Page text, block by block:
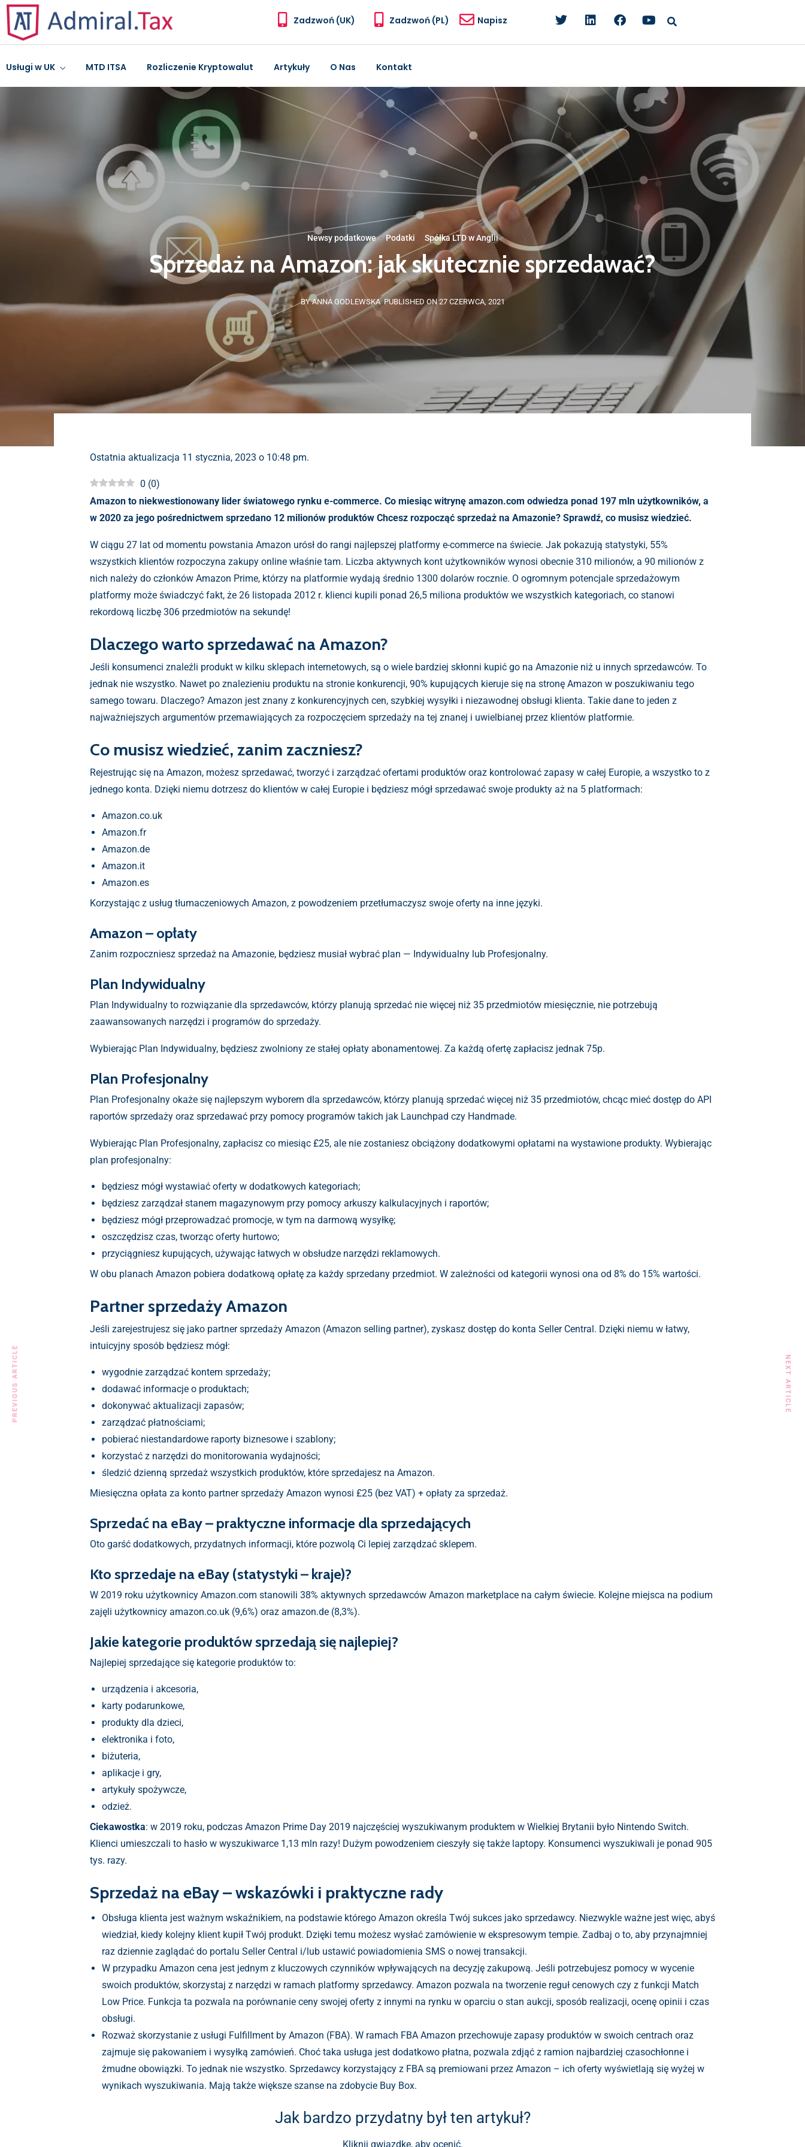
Zadzwoń (UK) Zadzwoń (PL) Napisz
Usługi w UK MTD ITSA Rozliczenie Kryptowalut Artykuły O Nas Kontakt
Newsy podatkowe·Podatki · Spółka LTD w Anglii
Sprzedaż na Amazon: jak skutecznie sprzedawać?
BY ANNA GODLEWSKA PUBLISHED ON 27 CZERWCA, 2021
Ostatnia aktualizacja 11 stycznia, 2023 o 10:48 pm.
0 (0)
Amazon to niekwestionowany lider światowego rynku e-commerce. Co miesiąc witrynę amazon.com odwiedza ponad 197 mln użytkowników, a
w 2020 za jego pośrednictwem sprzedano 12 milionów produktów Chcesz rozpocząć sprzedaż na Amazonie? Sprawdź, co musisz wiedzieć.
W ciągu 27 lat od momentu powstania Amazon urósł do rangi najlepszej platformy e-commerce na świecie. Jak pokazują statystyki, 55%
wszystkich klientów rozpoczyna zakupy online właśnie tam. Liczba aktywnych kont użytkowników wynosi obecnie 310 milionów, a 90 milionów z
nich należy do członków Amazon Prime, którzy na platformie wydają średnio 1300 dolarów rocznie. O ogromnym potencjale sprzedażowym
platformy może świadczyć fakt, że 26 listopada 2012 r. klienci kupili ponad 26,5 miliona produktów we wszystkich kategoriach, co stanowi
rekordową liczbę 306 przedmiotów na sekundę!
Dlaczego warto sprzedawać na Amazon?
Jeśli konsumenci znaleźli produkt w kilku sklepach internetowych, są o wiele bardziej skłonni kupić go na Amazonie niż u innych sprzedawców. To
jednak nie wszystko. Nawet po znalezieniu produktu na stronie konkurencji, 90% kupujących kieruje się na stronę Amazon w poszukiwaniu tego
samego towaru. Dlaczego? Amazon jest znany z konkurencyjnych cen, szybkiej wysyłki i niezawodnej obsługi klienta. Takie dane to jeden z
najważniejszych argumentów przemawiających za rozpoczęciem sprzedaży na tej znanej i uwielbianej przez klientów platformie.
Co musisz wiedzieć, zanim zaczniesz?
Rejestrując się na Amazon, możesz sprzedawać, tworzyć i zarządzać ofertami produktów oraz kontrolować zapasy w całej Europie, a wszystko to z
jednego konta. Dzięki niemu dotrzesz do klientów w całej Europie i będziesz mógł sprzedawać swoje produkty aż na 5 platformach:
Amazon.co.uk
Amazon.fr
Amazon.de
Amazon.it
Amazon.es
Korzystając z usług tłumaczeniowych Amazon, z powodzeniem przetłumaczysz swoje oferty na inne języki.
Amazon – opłaty
Zanim rozpoczniesz sprzedaż na Amazonie, będziesz musiał wybrać plan — Indywidualny lub Profesjonalny.
Plan Indywidualny
Plan Indywidualny to rozwiązanie dla sprzedawców, którzy planują sprzedać nie więcej niż 35 przedmiotów miesięcznie, nie potrzebują
zaawansowanych narzędzi i programów do sprzedaży.
Wybierając Plan Indywidualny, będziesz zwolniony ze stałej opłaty abonamentowej. Za każdą ofertę zapłacisz jednak 75p.
Plan Profesjonalny
Plan Profesjonalny okaże się najlepszym wyborem dla sprzedawców, którzy planują sprzedać więcej niż 35 przedmiotów, chcąc mieć dostęp do API
raportów sprzedaży oraz sprzedawać przy pomocy programów takich jak Launchpad czy Handmade.
Wybierając Plan Profesjonalny, zapłacisz co miesiąc £25, ale nie zostaniesz obciążony dodatkowymi opłatami na wystawione produkty. Wybierając
plan profesjonalny:
będziesz mógł wystawiać oferty w dodatkowych kategoriach;
będziesz zarządzał stanem magazynowym przy pomocy arkuszy kalkulacyjnych i raportów;
będziesz mógł przeprowadzać promocje, w tym na darmową wysyłkę;
oszczędzisz czas, tworząc oferty hurtowo;
przyciągniesz kupujących, używając łatwych w obsłudze narzędzi reklamowych.
W obu planach Amazon pobiera dodatkową opłatę za każdy sprzedany przedmiot. W zależności od kategorii wynosi ona od 8% do 15% wartości.
Partner sprzedaży Amazon
Jeśli zarejestrujesz się jako partner sprzedaży Amazon (Amazon selling partner), zyskasz dostęp do konta Seller Central. Dzięki niemu w łatwy,
intuicyjny sposób będziesz mógł:
wygodnie zarządzać kontem sprzedaży;
dodawać informacje o produktach;
dokonywać aktualizacji zapasów;
zarządzać płatnościami;
pobierać niestandardowe raporty biznesowe i szablony;
korzystać z narzędzi do monitorowania wydajności;
śledzić dzienną sprzedaż wszystkich produktów, które sprzedajesz na Amazon.
Miesięczna opłata za konto partner sprzedaży Amazon wynosi £25 (bez VAT) + opłaty za sprzedaż.
Sprzedać na eBay – praktyczne informacje dla sprzedających
Oto garść dodatkowych, przydatnych informacji, które pozwolą Ci lepiej zarządzać sklepem.
Kto sprzedaje na eBay (statystyki – kraje)?
W 2019 roku użytkownicy Amazon.com stanowili 38% aktywnych sprzedawców Amazon marketplace na całym świecie. Kolejne miejsca na podium
zajęli użytkownicy amazon.co.uk (9,6%) oraz amazon.de (8,3%).
Jakie kategorie produktów sprzedają się najlepiej?
Najlepiej sprzedające się kategorie produktów to:
urządzenia i akcesoria,
karty podarunkowe,
produkty dla dzieci,
elektronika i foto,
biżuteria,
aplikacje i gry,
artykuły spożywcze,
odzież.
Ciekawostka: w 2019 roku, podczas Amazon Prime Day 2019 najczęściej wyszukiwanym produktem w Wielkiej Brytanii było Nintendo Switch.
Klienci umieszczali to hasło w wyszukiwarce 1,13 mln razy! Dużym powodzeniem cieszyły się także laptopy. Konsumenci wyszukiwali je ponad 905
tys. razy.
Sprzedaż na eBay – wskazówki i praktyczne rady
Obsługa klienta jest ważnym wskaźnikiem, na podstawie którego Amazon określa Twój sukces jako sprzedawcy. Niezwykle ważne jest więc, abyś
wiedział, kiedy kolejny klient kupił Twój produkt. Dzięki temu możesz wysłać zamówienie w ekspresowym tempie. Zadbaj o to, aby przynajmniej
raz dziennie zaglądać do portalu Seller Central i/lub ustawić powiadomienia SMS o nowej transakcji.
W przypadku Amazon cena jest jednym z kluczowych czynników wpływających na decyzję zakupową. Jeśli potrzebujesz pomocy w wycenie
swoich produktów, skorzystaj z narzędzi w ramach platformy sprzedawcy. Amazon pozwala na tworzenie reguł cenowych czy z funkcji Match
Low Price. Funkcja ta pozwala na porównanie ceny swojej oferty z innymi na rynku w oparciu o stan aukcji, sposób realizacji, ocenę opinii i czas
obsługi.
Rozważ skorzystanie z usługi Fulfillment by Amazon (FBA). W ramach FBA Amazon przechowuje zapasy produktów w swoich centrach oraz
zajmuje się pakowaniem i wysyłką zamówień. Choć taka usługa jest dodatkowo płatna, pozwala zdjąć z ramion najbardziej czasochłonne i
żmudne obowiązki. To jednak nie wszystko. Sprzedawcy korzystający z FBA są premiowani przez Amazon – ich oferty wyświetlają się wyżej w
wynikach wyszukiwania. Mają także większe szanse na zdobycie Buy Box.
Jak bardzo przydatny był ten artykuł?
Kliknij gwiazdkę, aby ocenić.
PREVIOUS ARTICLE NEXT ARTICLE